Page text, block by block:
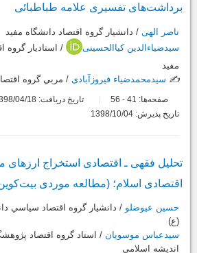
برداشت‌های تفسیری علامه طباطبائی
ناصر الهی / دانشيار گروه اقتصاد دانشگاه مفيد
سیدضیاءالدین کیاالحسینی
/ استاديار گروه
مفيد
✍️ سیدمحمدضیاء فیروزآبادی / مربي گروه
صفحه‌ها: 41
-
تاریخ دریافت: 1398/04/18
تاریخ پذیرش: 1398/10/04
تحلیل فقهی ـ اقتصادی استخراج ارزهای
اقتصادی اسلام؛ (مطالعه موردی
حسین عیوضلو / دانشیار گروه اقتصاد سياسي
(ع)
سیدعباس موسویان / استاد گروه اقتصاد
اندیشه اسلامی